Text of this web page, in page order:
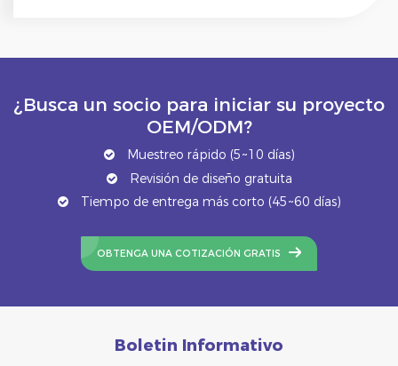
¿Busca un socio para iniciar su proyecto
OEM/ODM?
Muestreo rápido (5~10 días)
Revisión de diseño gratuita
Tiempo de entrega más corto (45~60 días)
OBTENGA UNA COTIZACIÓN GRATIS
Boletin Informativo